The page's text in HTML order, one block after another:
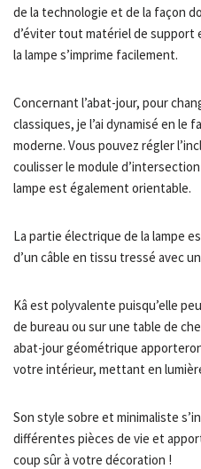
de la technologie et de la façon
d’éviter tout matériel de support
la lampe s’imprime facilement.
Concernant l’abat-jour, pour
classiques, je l’ai dynamisé en
moderne. Vous pouvez régler
coulisser le module
lampe est également orientable.
La partie électrique de la lampe
d’un câble en tissu tressé avec
Kâ est polyvalente puisqu’elle
de bureau ou sur une table de
abat-jour géométrique
votre intérieur, mettant en
Son style sobre et minimaliste
différentes pièces de vie et
coup sûr à votre décoration !